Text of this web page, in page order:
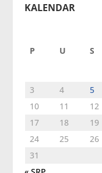
KALENDAR
P U S
3
4 5
10
11 12
17
18 19
24
25 26
31